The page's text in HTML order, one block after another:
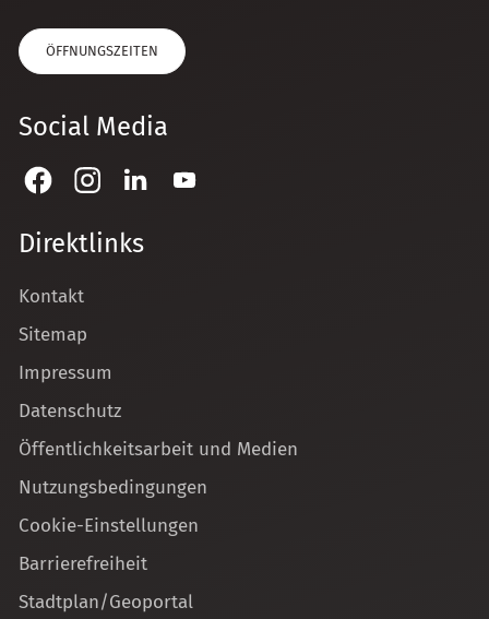
ÖFFNUNGSZEITEN
Social Media
Direktlinks
Kontakt
Sitemap
Impressum
Datenschutz
Öffentlichkeitsarbeit und Medien
Nutzungsbedingungen
Cookie-Einstellungen
Barrierefreiheit
Stadtplan/Geoportal